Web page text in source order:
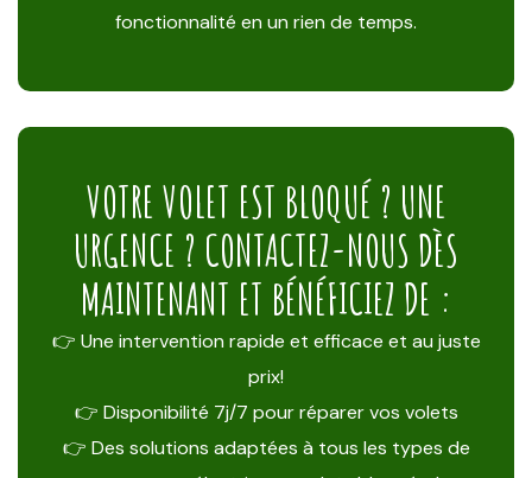
fonctionnalité en un rien de temps.
VOTRE VOLET EST BLOQUÉ ? UNE
URGENCE ? CONTACTEZ-NOUS DÈS
MAINTENANT ET BÉNÉFICIEZ DE :
👉 Une intervention rapide et efficace et au juste
prix!
👉 Disponibilité 7j/7 pour réparer vos volets
👉 Des solutions adaptées à tous les types de